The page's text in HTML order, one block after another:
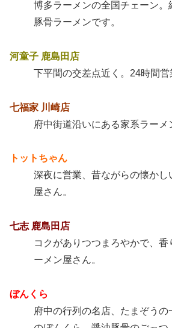
博多ラーメンの全国チェーン。
豚骨ラーメンです。
河童子 鹿島田店
下平間の交差点近く。24時間営
七福家 川崎店
府中街道沿いにある家系ラーメ
トットちゃん
深夜に営業、昔ながらの懐かし
屋さん。
七志 鹿島田店
コクがありつつまろやかで、香
ーメン屋さん。
ぼんくら
府中の行列の名店、たまぞう